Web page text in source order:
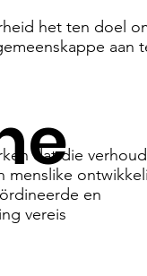
dat die
menslike
en
vereis
het ten doel
aan